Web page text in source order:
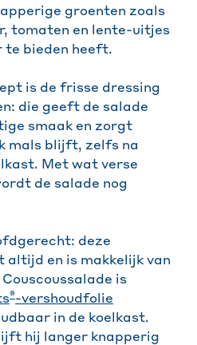
groenten zoals
tomaten en lente-uitjes
te bieden heeft.
is de frisse dressing
die geeft de salade
smaak en zorgt
mals blijft, zelfs na
Met wat verse
de salade nog
deze
altijd en is makkelijk van
is
®-vershoudfolie
in de koelkast.
hij langer knapperig